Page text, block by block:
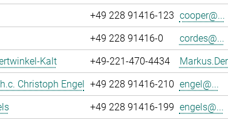
+49 228 91416-123 cooper@...
+49 228 91416-0 cordes@...
Kalt
+49-221-470-4434
Christoph Engel +49 228 91416-210 engel@...
+49 228 91416-199 engels@...